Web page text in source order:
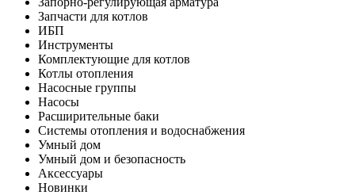
Запчасти для котлов
ИБП
Инструменты
Комплектующие для котлов
Котлы отопления
Насосные группы
Насосы
Расширительные баки
Системы отопления и водоснабжения
Умный дом
Умный дом и безопасность
Аксессуары
Новинки